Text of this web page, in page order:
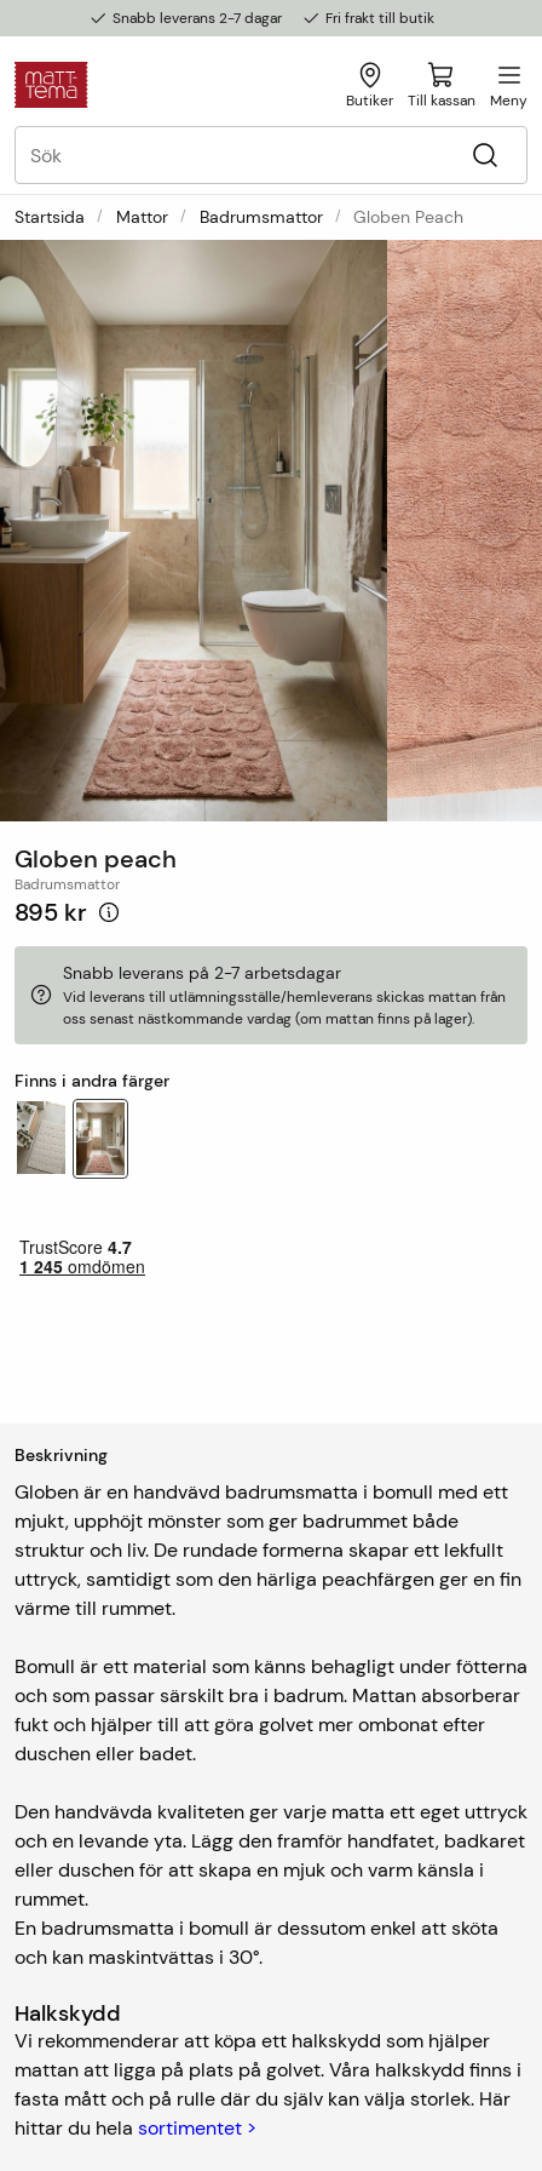
Snabb leverans 2-7 dagar Fri frakt till butik
Butiker Till kassan Meny
Startsida Mattor Badrumsmattor Globen Peach
Globen peach
Badrumsmattor
895 kr
Snabb leverans på 2-7 arbetsdagar
Vid leverans till utlämningsställe/hemleverans skickas mattan från
oss senast nästkommande vardag (om mattan finns på lager).
Finns i andra färger
Beskrivning
Globen är en handvävd badrumsmatta i bomull med ett
mjukt, upphöjt mönster som ger badrummet både
struktur och liv. De rundade formerna skapar ett lekfullt
uttryck, samtidigt som den härliga peachfärgen ger en fin
värme till rummet.
Bomull är ett material som känns behagligt under fötterna
och som passar särskilt bra i badrum. Mattan absorberar
fukt och hjälper till att göra golvet mer ombonat efter
duschen eller badet.
Den handvävda kvaliteten ger varje matta ett eget uttryck
och en levande yta. Lägg den framför handfatet, badkaret
eller duschen för att skapa en mjuk och varm känsla i
rummet.
En badrumsmatta i bomull är dessutom enkel att sköta
och kan maskintvättas i 30°.
Halkskydd
Vi rekommenderar att köpa ett halkskydd som hjälper
mattan att ligga på plats på golvet. Våra halkskydd finns i
fasta mått och på rulle där du själv kan välja storlek. Här
hittar du hela sortimentet >